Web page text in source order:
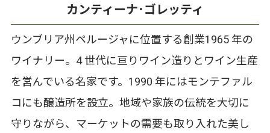
カンティーナ･ゴレッティ
ウンブリア州ペルージャに位置する創業1965 年の
ワイナリー。4 世代に亘りワイン造りとワイン生産
を営んでいる名家です。1990 年にはモンテファル
コにも醸造所を設立。地域や家族の伝統を大切に
守りながら、マーケットの需要も取り入れた美し